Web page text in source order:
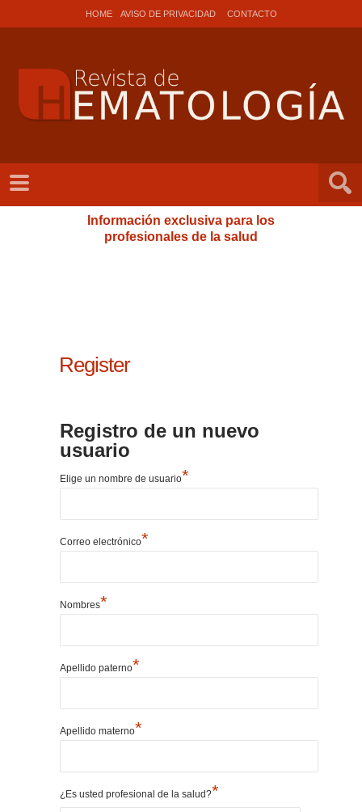
HOME AVISO DE PRIVACIDAD CONTACTO
Información exclusiva para los
profesionales de la salud
Register
Registro de un nuevo
usuario
Elige un nombre de usuario*
Correo electrónico*
Nombres*
Apellido paterno*
Apellido materno*
¿Es usted profesional de la salud?*